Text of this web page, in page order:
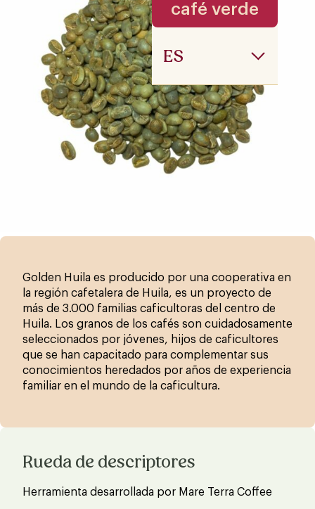
café verde
ES
Golden Huila es producido por una cooperativa en
la región cafetalera de Huila, es un proyecto de
más de 3.000 familias caficultoras del centro de
Huila. Los granos de los cafés son cuidadosamente
seleccionados por jóvenes, hijos de caficultores
que se han capacitado para complementar sus
conocimientos heredados por años de experiencia
familiar en el mundo de la caficultura.
Rueda de descriptores
Herramienta desarrollada por Mare Terra Coffee